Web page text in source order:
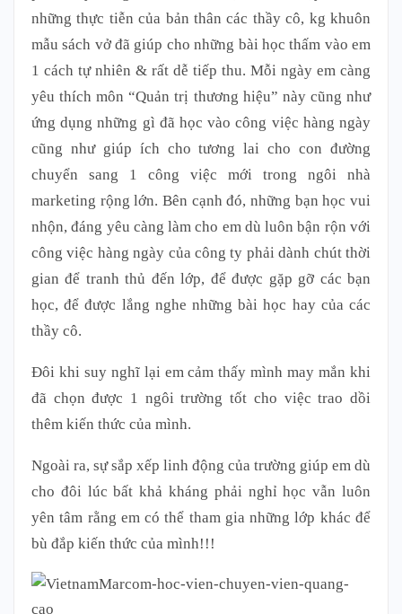
những thực tiễn của bản thân các thầy cô, kg khuôn
mẫu sách vở đã giúp cho những bài học thấm vào em
1 cách tự nhiên & rất dễ tiếp thu. Mỗi ngày em càng
yêu thích môn “Quản trị thương hiệu” này cũng như
ứng dụng những gì đã học vào công việc hàng ngày
cũng như giúp ích cho tương lai cho con đường
chuyển sang 1 công việc mới trong ngôi nhà
marketing rộng lớn. Bên cạnh đó, những bạn học vui
nhộn, đáng yêu càng làm cho em dù luôn bận rộn với
công việc hàng ngày của công ty phải dành chút thời
gian để tranh thủ đến lớp, để được gặp gỡ các bạn
học, để được lắng nghe những bài học hay của các
thầy cô.
Đôi khi suy nghĩ lại em cảm thấy mình may mắn khi
đã chọn được 1 ngôi trường tốt cho việc trao dồi
thêm kiến thức của mình.
Ngoài ra, sự sắp xếp linh động của trường giúp em dù
cho đôi lúc bất khả kháng phải nghỉ học vẫn luôn
yên tâm rằng em có thể tham gia những lớp khác để
bù đắp kiến thức của mình!!!